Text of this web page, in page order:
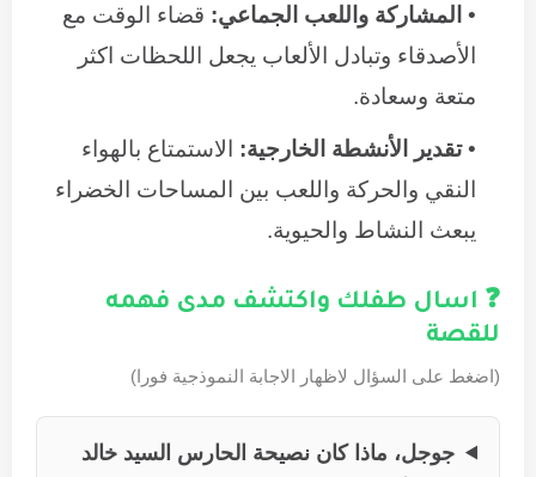
المشاركة واللعب الجماعي: قضاء الوقت مع
الأصدقاء وتبادل الألعاب يجعل اللحظات اكثر
متعة وسعادة.
تقدير الأنشطة الخارجية: الاستمتاع بالهواء
النقي والحركة واللعب بين المساحات الخضراء
يبعث النشاط والحيوية.
❓ اسال طفلك واكتشف مدى فهمه
للقصة
(اضغط على السؤال لاظهار الاجابة النموذجية فورا)
جوجل، ماذا كان نصيحة الحارس السيد خالد